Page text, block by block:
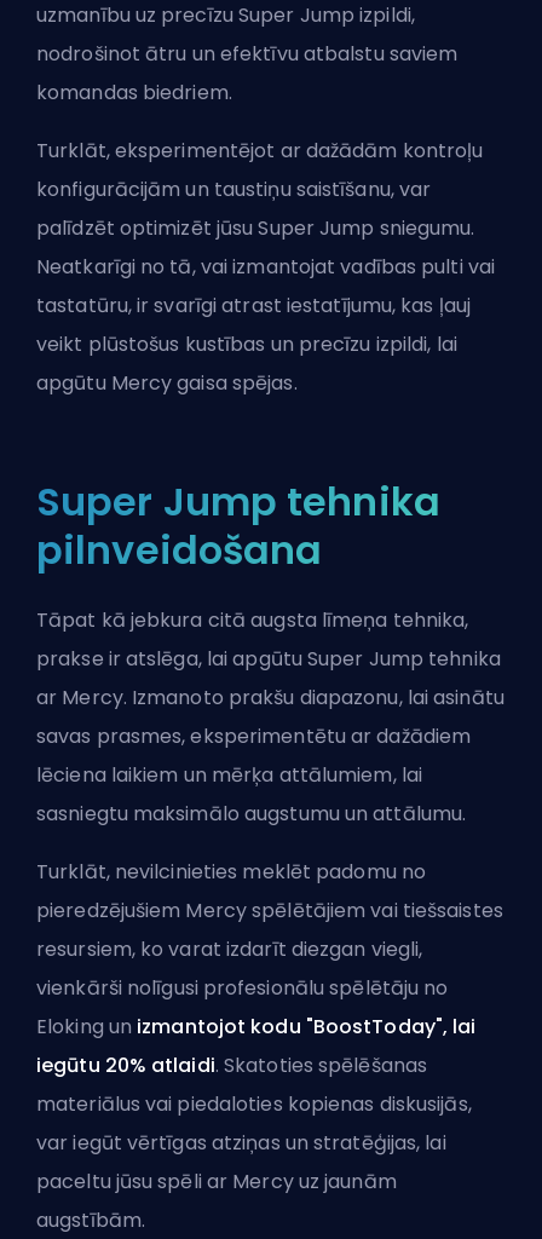
uzmanību uz precīzu Super Jump izpildi,
nodrošinot ātru un efektīvu atbalstu saviem
komandas biedriem.
Turklāt, eksperimentējot ar dažādām kontroļu
konfigurācijām un taustiņu saistīšanu, var
palīdzēt optimizēt jūsu Super Jump sniegumu.
Neatkarīgi no tā, vai izmantojat vadības pulti vai
tastatūru, ir svarīgi atrast iestatījumu, kas ļauj
veikt plūstošus kustības un precīzu izpildi, lai
apgūtu Mercy gaisa spējas.
Super Jump tehnika
pilnveidošana
Tāpat kā jebkura citā augsta līmeņa tehnika,
prakse ir atslēga, lai apgūtu Super Jump tehnika
ar Mercy. Izmanoto prakšu diapazonu, lai asinātu
savas prasmes, eksperimentētu ar dažādiem
lēciena laikiem un mērķa attālumiem, lai
sasniegtu maksimālo augstumu un attālumu.
Turklāt, nevilcinieties meklēt padomu no
pieredzējušiem Mercy spēlētājiem vai tiešsaistes
resursiem, ko varat izdarīt diezgan viegli,
vienkārši nolīgusi profesionālu spēlētāju no
Eloking un izmantojot kodu "BoostToday", lai
iegūtu 20% atlaidi. Skatoties spēlēšanas
materiālus vai piedaloties kopienas diskusijās,
var iegūt vērtīgas atziņas un stratēģijas, lai
paceltu jūsu spēli ar Mercy uz jaunām
augstībām.